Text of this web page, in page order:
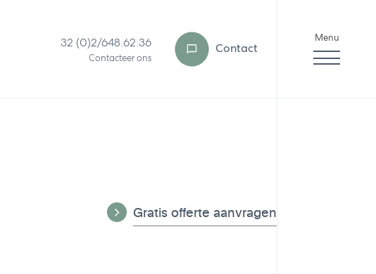
32 (0)2/648.62.36
Contacteer ons
Contact
Menu
Gratis offerte aanvragen